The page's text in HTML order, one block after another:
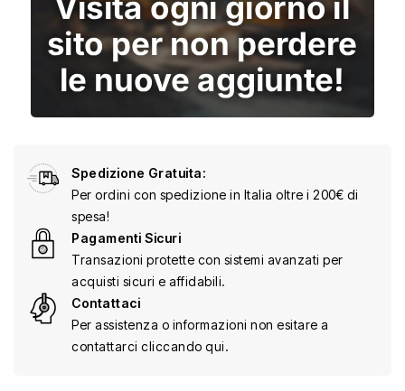
Spedizione Gratuita:
Per ordini con spedizione in Italia oltre i 200€ di
spesa!
Pagamenti Sicuri
Transazioni protette con sistemi avanzati per
acquisti sicuri e affidabili.
Contattaci
Per assistenza o informazioni non esitare a
contattarci cliccando qui.